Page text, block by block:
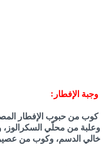
وجبة الإفطار:
كوب من حبوب الإفطار
وعلبة من محلّي
خالي الدسم، وكوب من عصير